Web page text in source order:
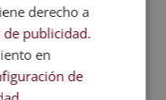
un “todo vale”
utilizaelementos
estancia. Solo los
derecho a
de publicidad.
en
de